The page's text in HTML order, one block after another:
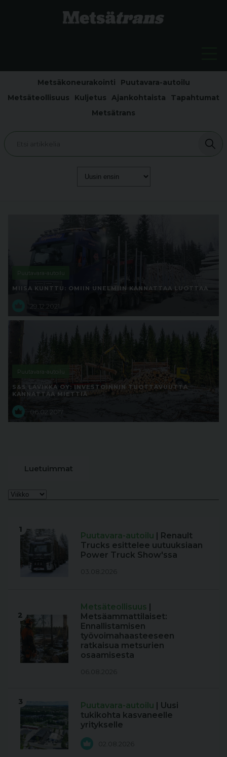
Metsäkoneurakointi
Puutavara-autoilu
Metsäteollisuus
Kuljetus Ajankohtaista
Tapahtumat
Metsätrans
Puutavara-autoilu
MIISA KUNTTU: OMIIN UNELMIIN KANNATTAA LUOTTAA
29.12.2021
Puutavara-autoilu
S&S LAVIKKA OY: INVESTOINNIN TUOTTAVUUTTA
KANNATTAA MIETTIÄ
06.02.2017
Luetuimmat
1
Puutavara-autoilu | Renault
Trucks esittelee uutuuksiaan
Power Truck Show'ssa
03.08.2026
2
Metsäteollisuus |
Metsäammattilaiset:
Ennallistamisen
työvoimahaasteeseen
ratkaisua metsurien
osaamisesta
06.08.2026
3 Puutavara-autoilu | Uusi
tukikohta kasvaneelle
yritykselle
02.08.2026